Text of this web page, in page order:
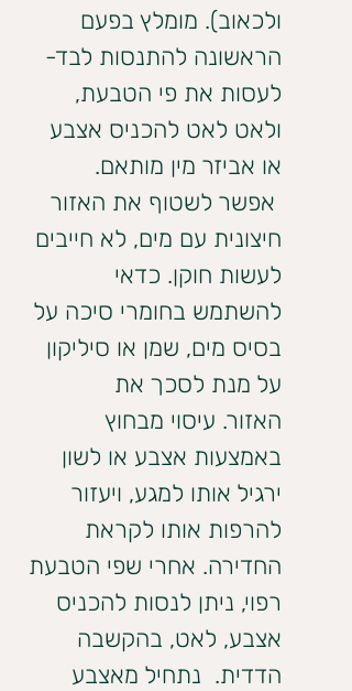
ולכאוב). מומלץ בפעם
הראשונה להתנסות לבד-
לעסות את פי הטבעת,
ולאט לאט להכניס אצבע
או אביזר מין מותאם.
אפשר לשטוף את האזור
חיצונית עם מים, לא חייבים
לעשות חוקן. כדאי
להשתמש בחומרי סיכה על
בסיס מים, שמן או סיליקון
על מנת לסכך את
האזור. עיסוי מבחוץ
באמצעות אצבע או לשון
ירגיל אותו למגע, ויעזור
להרפות אותו לקראת
החדירה. אחרי שפי הטבעת
רפוי, ניתן לנסות להכניס
אצבע, לאט, בהקשבה
הדדית.  נתחיל מאצבע